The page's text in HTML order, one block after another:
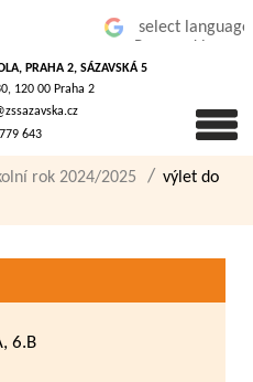
PRAHA 2, SÁZAVSKÁ 5
120 00 Praha 2
643
rok 2024/2025
výlet do
6.B